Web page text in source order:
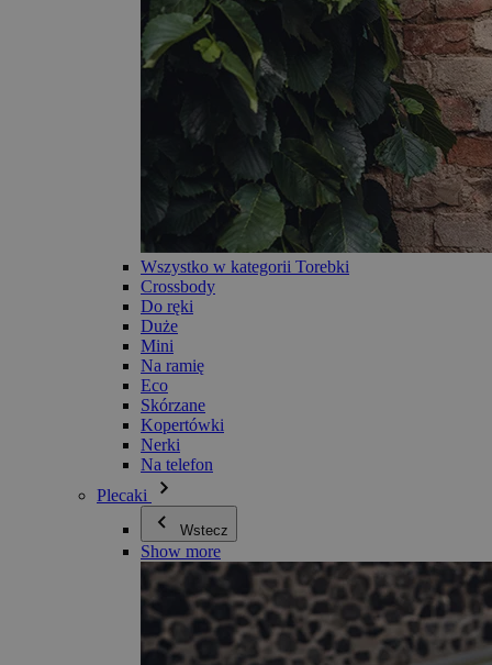
Wszystko w kategorii Torebki
Crossbody
Do ręki
Duże
Mini
Na ramię
Eco
Skórzane
Kopertówki
Nerki
Na telefon
Plecaki
Wstecz
Show more